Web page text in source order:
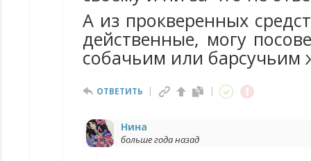
А из прокверенных
действенные, могу
собачьим или барсучьим
ОТВЕТИТЬ
Нина
больше года назад